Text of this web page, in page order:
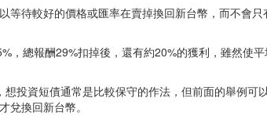
等待較好的價格或匯率在賣掉換回新台幣，而不會
，總報酬29%扣掉後，還有約20%的獲利，雖然使
投資短債通常是比較保守的作法，但前面的舉例
兌換回新台幣。